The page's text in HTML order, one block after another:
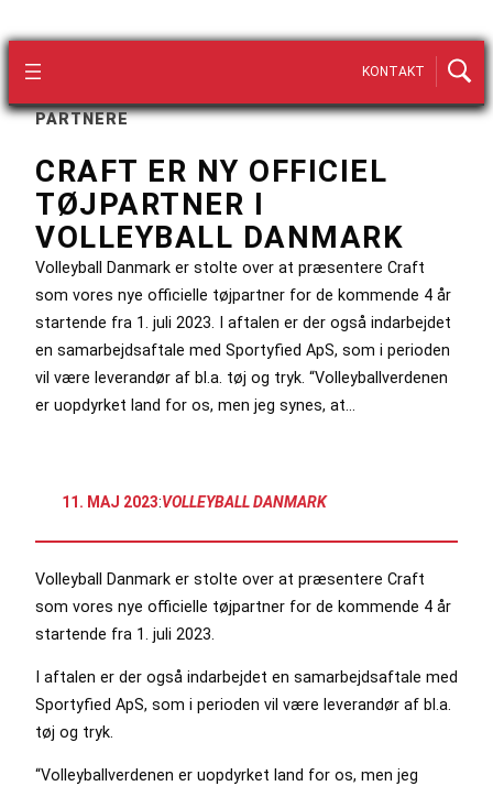
KONTAKT
PARTNERE
CRAFT ER NY OFFICIEL
TØJPARTNER I
VOLLEYBALL DANMARK
Volleyball Danmark er stolte over at præsentere Craft
som vores nye officielle tøjpartner for de kommende 4 år
startende fra 1. juli 2023. I aftalen er der også indarbejdet
en samarbejdsaftale med Sportyfied ApS, som i perioden
vil være leverandør af bl.a. tøj og tryk. “Volleyballverdenen
er uopdyrket land for os, men jeg synes, at…
11. MAJ 2023:VOLLEYBALL DANMARK
Volleyball Danmark er stolte over at præsentere Craft
som vores nye officielle tøjpartner for de kommende 4 år
startende fra 1. juli 2023.
I aftalen er der også indarbejdet en samarbejdsaftale med
Sportyfied ApS, som i perioden vil være leverandør af bl.a.
tøj og tryk.
“Volleyballverdenen er uopdyrket land for os, men jeg